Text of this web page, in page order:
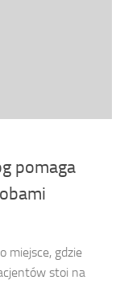
pomaga
miejsce, gdzie
stoi na